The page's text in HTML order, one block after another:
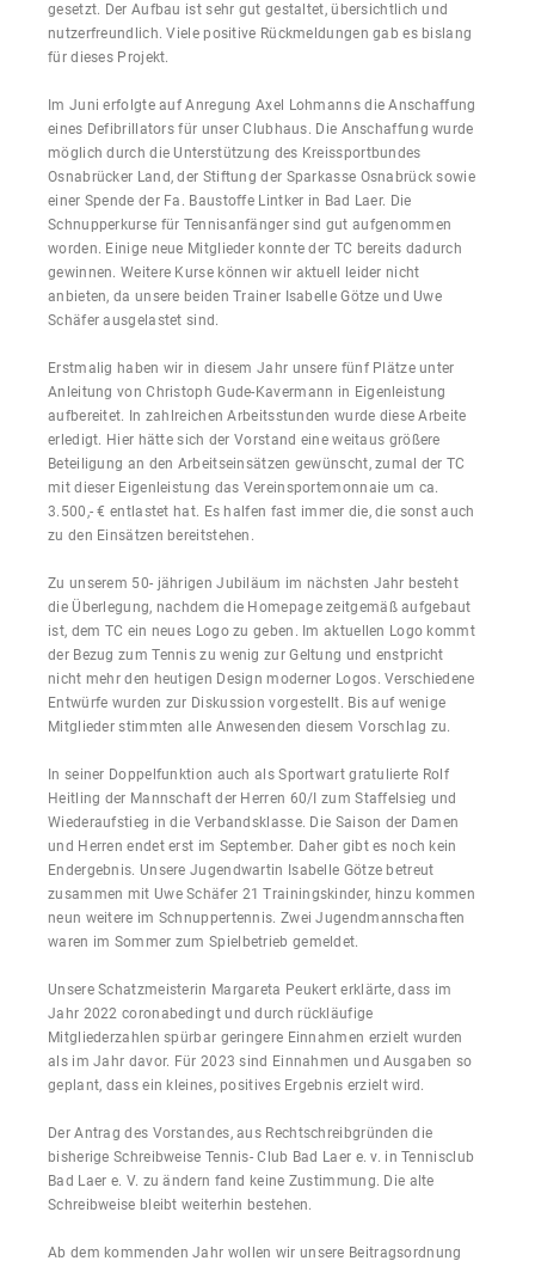
gesetzt. Der Aufbau ist sehr gut gestaltet, übersichtlich und
nutzerfreundlich. Viele positive Rückmeldungen gab es bislang
für dieses Projekt.
Im Juni erfolgte auf Anregung Axel Lohmanns die Anschaffung
eines Defibrillators für unser Clubhaus. Die Anschaffung wurde
möglich durch die Unterstützung des Kreissportbundes
Osnabrücker Land, der Stiftung der Sparkasse Osnabrück sowie
einer Spende der Fa. Baustoffe Lintker in Bad Laer. Die
Schnupperkurse für Tennisanfänger sind gut aufgenommen
worden. Einige neue Mitglieder konnte der TC bereits dadurch
gewinnen. Weitere Kurse können wir aktuell leider nicht
anbieten, da unsere beiden Trainer Isabelle Götze und Uwe
Schäfer ausgelastet sind.
Erstmalig haben wir in diesem Jahr unsere fünf Plätze unter
Anleitung von Christoph Gude-Kavermann in Eigenleistung
aufbereitet. In zahlreichen Arbeitsstunden wurde diese Arbeite
erledigt. Hier hätte sich der Vorstand eine weitaus größere
Beteiligung an den Arbeitseinsätzen gewünscht, zumal der TC
mit dieser Eigenleistung das Vereinsportemonnaie um ca.
3.500,- € entlastet hat. Es halfen fast immer die, die sonst auch
zu den Einsätzen bereitstehen.
Zu unserem 50- jährigen Jubiläum im nächsten Jahr besteht
die Überlegung, nachdem die Homepage zeitgemäß aufgebaut
ist, dem TC ein neues Logo zu geben. Im aktuellen Logo kommt
der Bezug zum Tennis zu wenig zur Geltung und enstpricht
nicht mehr den heutigen Design moderner Logos. Verschiedene
Entwürfe wurden zur Diskussion vorgestellt. Bis auf wenige
Mitglieder stimmten alle Anwesenden diesem Vorschlag zu.
In seiner Doppelfunktion auch als Sportwart gratulierte Rolf
Heitling der Mannschaft der Herren 60/I zum Staffelsieg und
Wiederaufstieg in die Verbandsklasse. Die Saison der Damen
und Herren endet erst im September. Daher gibt es noch kein
Endergebnis. Unsere Jugendwartin Isabelle Götze betreut
zusammen mit Uwe Schäfer 21 Trainingskinder, hinzu kommen
neun weitere im Schnuppertennis. Zwei Jugendmannschaften
waren im Sommer zum Spielbetrieb gemeldet.
Unsere Schatzmeisterin Margareta Peukert erklärte, dass im
Jahr 2022 coronabedingt und durch rückläufige
Mitgliederzahlen spürbar geringere Einnahmen erzielt wurden
als im Jahr davor. Für 2023 sind Einnahmen und Ausgaben so
geplant, dass ein kleines, positives Ergebnis erzielt wird.
Der Antrag des Vorstandes, aus Rechtschreibgründen die
bisherige Schreibweise Tennis- Club Bad Laer e. v. in Tennisclub
Bad Laer e. V. zu ändern fand keine Zustimmung. Die alte
Schreibweise bleibt weiterhin bestehen.
Ab dem kommenden Jahr wollen wir unsere Beitragsordnung